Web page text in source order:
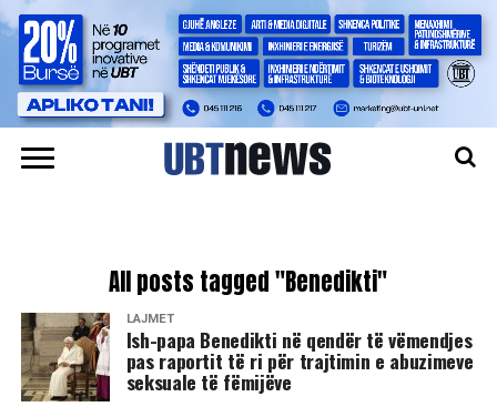
All posts tagged "Benedikti"
LAJMET
Ish-papa Benedikti në qendër të vëmendjes
pas raportit të ri për trajtimin e abuzimeve
seksuale të fëmijëve